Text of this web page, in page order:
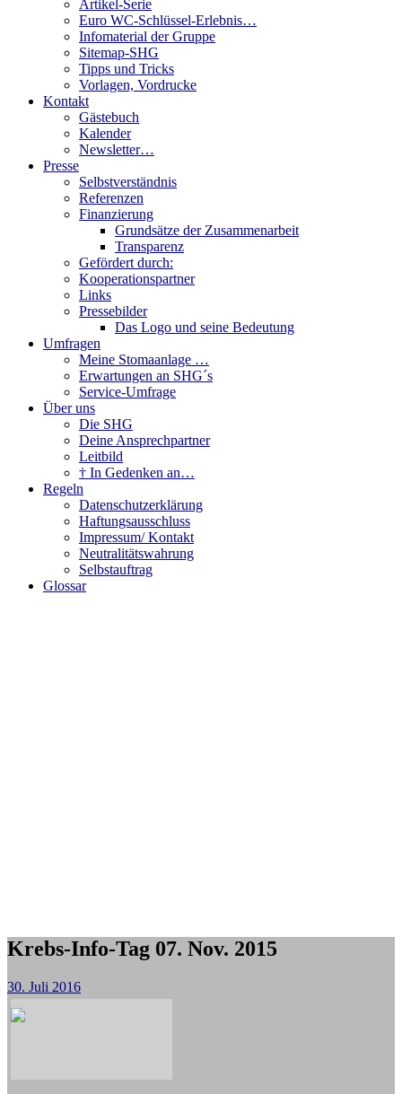
Artikel-Serie
Euro WC-Schlüssel-Erlebnis…
Infomaterial der Gruppe
Sitemap-SHG
Tipps und Tricks
Vorlagen, Vordrucke
Kontakt
Gästebuch
Kalender
Newsletter…
Presse
Selbstverständnis
Referenzen
Finanzierung
Grundsätze der Zusammenarbeit
Transparenz
Gefördert durch:
Kooperationspartner
Links
Pressebilder
Das Logo und seine Bedeutung
Umfragen
Meine Stomaanlage …
Erwartungen an SHG´s
Service-Umfrage
Über uns
Die SHG
Deine Ansprechpartner
Leitbild
† In Gedenken an…
Regeln
Datenschutzerklärung
Haftungsausschluss
Impressum/ Kontakt
Neutralitätswahrung
Selbstauftrag
Glossar
Krebs-Info-Tag 07. Nov. 2015
30. Juli 2016